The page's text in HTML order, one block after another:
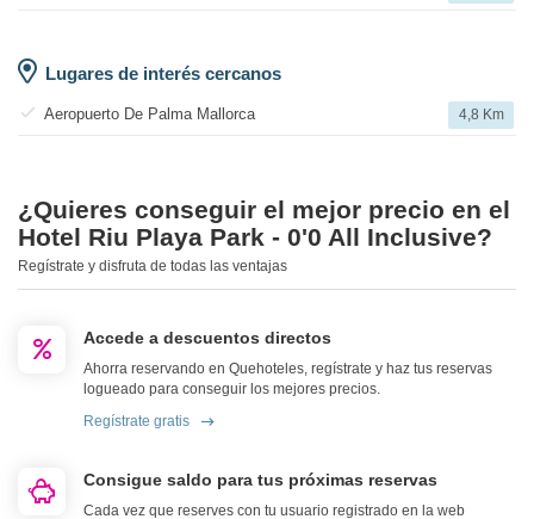
Lugares de interés cercanos
Aeropuerto De Palma Mallorca 4,8 Km
¿Quieres conseguir el mejor precio en el
Hotel Riu Playa Park - 0'0 All Inclusive?
Regístrate y disfruta de todas las ventajas
Accede a descuentos directos
Ahorra reservando en Quehoteles, regístrate y haz tus reservas
logueado para conseguir los mejores precios.
Regístrate gratis
Consigue saldo para tus próximas reservas
Cada vez que reserves con tu usuario registrado en la web